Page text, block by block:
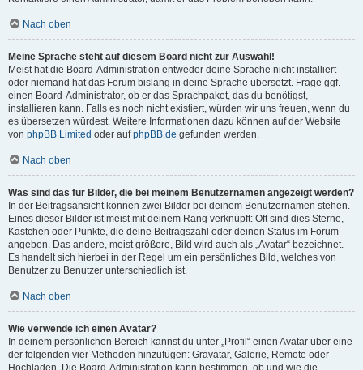
Nach oben
Meine Sprache steht auf diesem Board nicht zur Auswahl!
Meist hat die Board-Administration entweder deine Sprache nicht installiert
oder niemand hat das Forum bislang in deine Sprache übersetzt. Frage ggf.
einen Board-Administrator, ob er das Sprachpaket, das du benötigst,
installieren kann. Falls es noch nicht existiert, würden wir uns freuen, wenn du
es übersetzen würdest. Weitere Informationen dazu können auf der Website
von phpBB Limited oder aufphpBB.de gefunden werden.
Nach oben
Was sind das für Bilder, die bei meinem Benutzernamen angezeigt werden?
In der Beitragsansicht können zwei Bilder bei deinem Benutzernamen stehen.
Eines dieser Bilder ist meist mit deinem Rang verknüpft: Oft sind dies Sterne,
Kästchen oder Punkte, die deine Beitragszahl oder deinen Status im Forum
angeben. Das andere, meist größere, Bild wird auch als „Avatar“ bezeichnet.
Es handelt sich hierbei in der Regel um ein persönliches Bild, welches von
Benutzer zu Benutzer unterschiedlich ist.
Nach oben
Wie verwende ich einen Avatar?
In deinem persönlichen Bereich kannst du unter „Profil“ einen Avatar über eine
der folgenden vier Methoden hinzufügen: Gravatar, Galerie, Remote oder
Hochladen. Die Board-Administration kann bestimmen, ob und wie die